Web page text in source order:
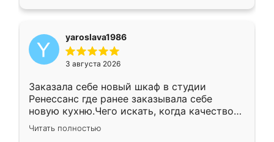
yaroslava1986
3 августа 2026
Заказала себе новый шкаф в студии
Ренессанс где ранее заказывала себе
новую кухню.Чего искать, когда качеством
вполне довольна. Служит кухня уже почти
два года, нареканий нет.
Читать полностью